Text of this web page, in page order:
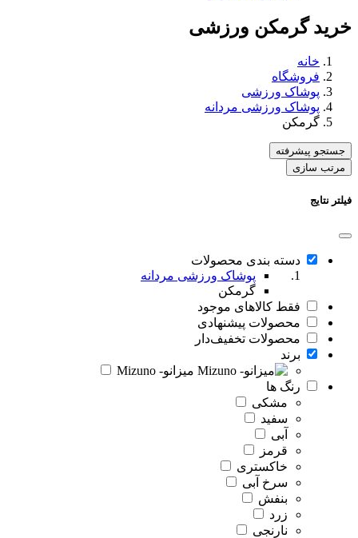
خرید گرمکن ورزشی
خانه
فروشگاه
پوشاک ورزشی
پوشاک ورزشی مردانه
گرمکن
جستجو پیشرفته
مرتب سازی
فیلتر نتایج
دسته بندی محصولات
پوشاک ورزشی مردانه
گرمکن
فقط کالاهای موجود
محصولات پیشنهادی
محصولات تخفیف‌دار
برند
میزانو- Mizuno
رنگ ها
مشکی
سفید
آبی
قرمز
خاکستری
سرخ آبی
بنفش
زرد
نارنجی